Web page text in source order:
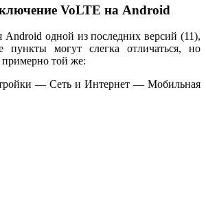
VoLTE на Android
одной из последних версий (11),
пункты могут слегка отличаться, но
той же:
— Сеть и Интернет — Мобильная